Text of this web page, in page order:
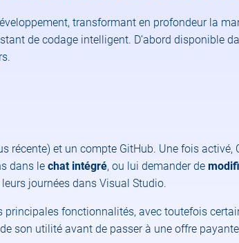
transformant en profondeur la
de codage intelligent. D’abord disponible
récente) et un compte GitHub. Une fois activé,
dans lechat intégré, ou lui demander de
journées dans Visual Studio.
principales fonctionnalités, avec toutefois
son utilité avant de passer à une offre